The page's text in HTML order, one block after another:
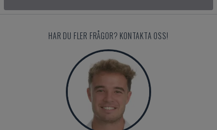
HAR DU FLER FRÅGOR? KONTAKTA OSS!